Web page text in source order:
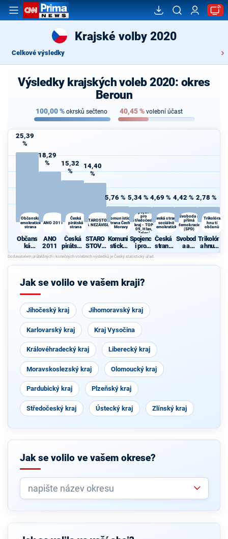
Krajské volby 2020
Celkové výsledky
Výsledky krajských voleb 2020: okres
Beroun
100,00% okrsků sečteno 40,45% volební účast
25,39
%
Občanská
demokratická
strana
Občans
ká
demokr
atická
strana
18,29
%
ANO 2011
ANO
2011
15,32
%
Česká
pirátská
strana
Česká
pirátská
strana
14,40
%
STAROSTOVÉ
A NEZÁVISLÍ
STARO
STOVÉ
A
NEZÁVI
SLÍ
5,76 %
Komunistická
strana Čech a
Moravy
Komuni
stická
strana
Čech a
Moravy
5,34 %
Spojenci
pro
Středočeský
kraj - TOP
09, Hlas,
Zelení
Spojenc
i pro
Středoč
eský
kraj -
Hlas,
Zelení
4,69 %
Česká strana
sociálně
demokratická
Česká
strana
sociálně
demokr
atická
4,42 %
Svoboda a
přímá
demokracie
(SPD)
Svobod
a a
přímá
acie
2,78 %
Trikolóra
hnutí
občanů
Trikolór
a hnutí
občanů
Jak se volilo ve vašem kraji?
Jihočeský kraj Jihomoravský kraj
Karlovarský kraj Kraj Vysočina
Královéhradecký kraj Liberecký kraj
Moravskoslezský kraj Olomoucký kraj
Pardubický kraj Plzeňský kraj
Středočeský kraj Ústecký kraj Zlínský kraj
Jak se volilo ve vašem okrese?